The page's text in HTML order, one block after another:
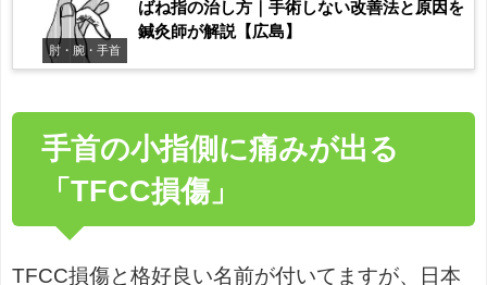
肘・腕・手首
ばね指の治し方｜手術しない改善法と原因を
鍼灸師が解説【広島】
手首の小指側に痛みが出る
「TFCC損傷」
TFCC損傷と格好良い名前が付いてますが、日本